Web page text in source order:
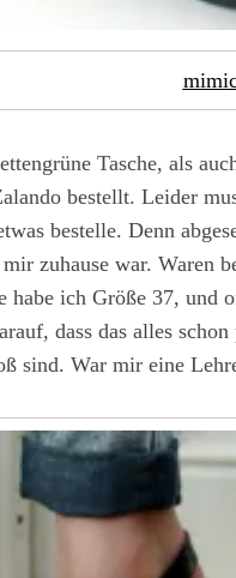
Tasche, als
bestellt. Leider
bestelle. Denn
zuhause war. Waren
ich Größe 37, und
dass das alles
sind. War mir eine